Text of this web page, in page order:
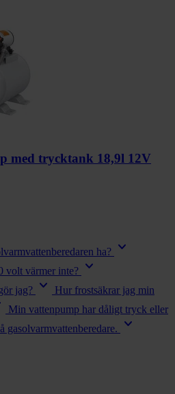
med trycktank 18,9l 12V
ha? keyboard_arrow_down
volt värmer inte? keyboard_arrow_down
jag? keyboard_arrow_down
Hur frostsäkrar jag min
Min vattenpump har dåligt tryck eller
gasolvarmvattenberedare. keyboard_arrow_down